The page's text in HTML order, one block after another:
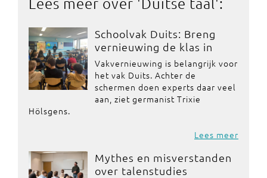
Schoolvak Duits: Breng
vernieuwing de klas in
Vakvernieuwing is belangrijk voor
het vak Duits. Achter de
schermen doen experts daar veel
aan, ziet germanist Trixie
Hölsgens.
Lees meer
Mythes en misverstanden
over talenstudies